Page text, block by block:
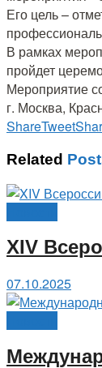
Его цель –
В рамках
пройдет
Мероприятие
г. Москва,
ShareTweet
Related
XIV
07.10.2025